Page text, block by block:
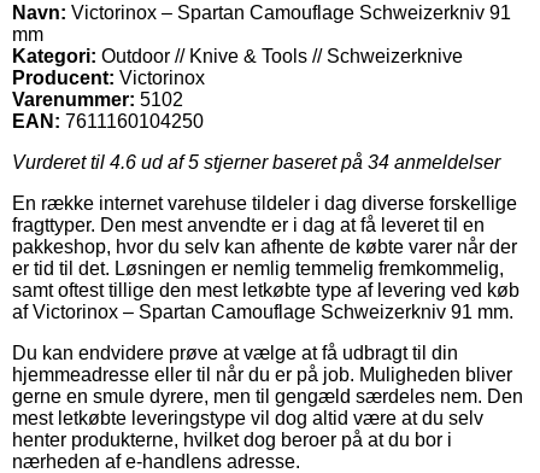
Navn: Victorinox – Spartan Camouflage Schweizerkniv 91
mm
Kategori: Outdoor // Knive & Tools // Schweizerknive
Producent: Victorinox
Varenummer: 5102
EAN: 7611160104250
Vurderet til 4.6 ud af 5 stjerner baseret på 34 anmeldelser
En række internet varehuse tildeler i dag diverse forskellige
fragttyper. Den mest anvendte er i dag at få leveret til en
pakkeshop, hvor du selv kan afhente de købte varer når der
er tid til det. Løsningen er nemlig temmelig fremkommelig,
samt oftest tillige den mest letkøbte type af levering ved køb
af Victorinox – Spartan Camouflage Schweizerkniv 91 mm.
Du kan endvidere prøve at vælge at få udbragt til din
hjemmeadresse eller til når du er på job. Muligheden bliver
gerne en smule dyrere, men til gengæld særdeles nem. Den
mest letkøbte leveringstype vil dog altid være at du selv
henter produkterne, hvilket dog beroer på at du bor i
nærheden af e-handlens adresse.